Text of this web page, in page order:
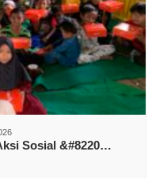
Sosial &#8220…